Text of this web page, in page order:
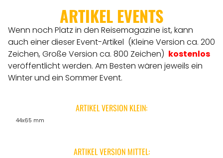
ARTIKEL EVENTS
Wenn noch Platz in den Reisemagazine ist, kann
auch einer dieser Event-Artikel (Kleine Version ca. 200
Zeichen, Große Version ca. 800 Zeichen) kostenlos
veröffentlicht werden. Am Besten wären jeweils ein
Winter und ein Sommer Event.
ARTIKEL VERSION KLEIN:
44x65 mm
ARTIKEL VERSION MITTEL: